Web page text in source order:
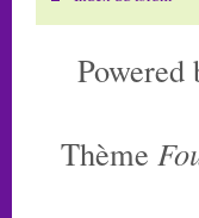
Powered
Thème